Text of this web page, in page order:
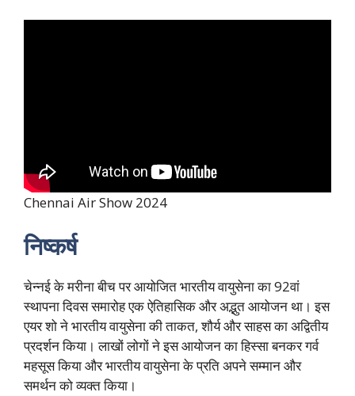
Chennai Air Show 2024
निष्कर्ष
चेन्नई के मरीना बीच पर आयोजित भारतीय वायुसेना का 92वां
स्थापना दिवस समारोह एक ऐतिहासिक और अद्भुत आयोजन था। इस
एयर शो ने भारतीय वायुसेना की ताकत, शौर्य और साहस का अद्वितीय
प्रदर्शन किया। लाखों लोगों ने इस आयोजन का हिस्सा बनकर गर्व
महसूस किया और भारतीय वायुसेना के प्रति अपने सम्मान और
समर्थन को व्यक्त किया।